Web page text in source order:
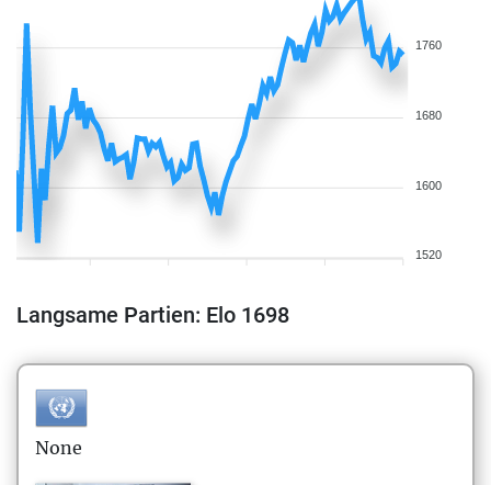
1760
1680
1600
1520
Langsame Partien: Elo 1698
None